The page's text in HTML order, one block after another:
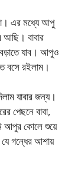
এর মধ্যে আপু
আছি। বাবার
যাব। আপুও
বসে রইলাম।
যাবার জন্য।
পেছনে বাবা,
আপুর কোলে শুয়ে
গন্ধের আশায়